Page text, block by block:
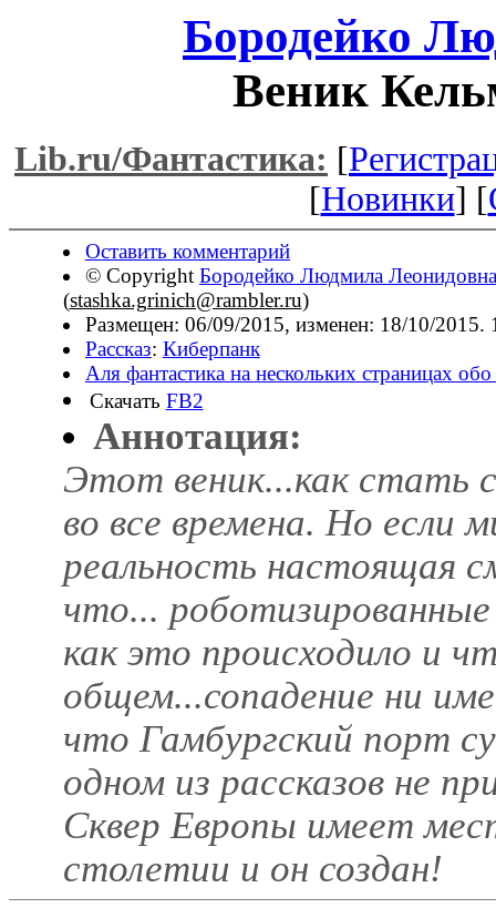
Бородейко
Веник
Lib.ru/Фантастика: [
[Новинки] [
Оставить комментарий
© Copyright Бородейко Людмила Леонидовна
(stashka.grinich@rambler.ru)
Размещен: 06/09/2015, изменен: 18/10/2015.
Рассказ: Киберпанк
Аля фантастика на нескольких страницах
Скачать FB2
Аннотация:
Этот веник...как стать
во все времена. Но если
реальность настоящая
что...
как это происходило и
общем...сопадение ни
что Гамбургский порт
одном из рассказов не
Сквер Европы имеет
столетии и он создан!